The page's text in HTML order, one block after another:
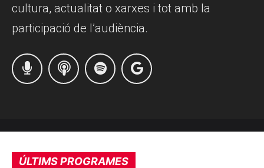
cultura, actualitat o xarxes i tot amb la
participació de l’audiència.
ÚLTIMS PROGRAMES